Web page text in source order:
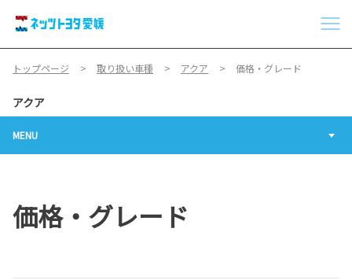
トップページ 取り扱い車種 アクア 価格・グレード
アクア
MENU
価格・グレード